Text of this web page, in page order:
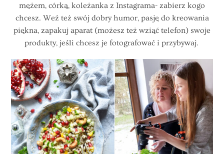
mężem, córką, koleżanka z Instagrama- zabierz kogo
chcesz. Weź też swój dobry humor, pasję do kreowania
piękna, zapakuj aparat (możesz też wziąć telefon) swoje
produkty, jeśli chcesz je fotografować i przybywaj.